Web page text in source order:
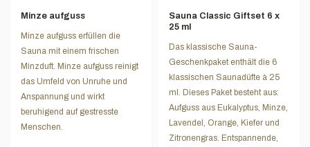
Minze aufguss
Minze aufguss erfüllen die
Sauna mit einem frischen
Minzduft. Minze aufguss reinigt
das Umfeld von Unruhe und
Anspannung und wirkt
beruhigend auf gestresste
Menschen.
Sauna Classic Giftset 6 x
25 ml
Das klassische Sauna-
Geschenkpaket enthält die 6
klassischen Saunadüfte à 25
ml. Dieses Paket besteht aus:
Aufguss aus Eukalyptus, Minze,
Lavendel, Orange, Kiefer und
Zitronengras. Entspannende,